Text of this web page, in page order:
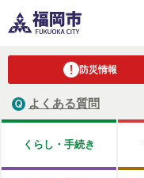
防災情報
よくある質問
くらし・手続き